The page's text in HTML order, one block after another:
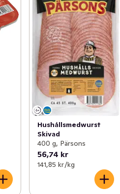
Hushållsmedwurst
Skivad
400 g, Pärsons
56,74 kr
141,85 kr /kg